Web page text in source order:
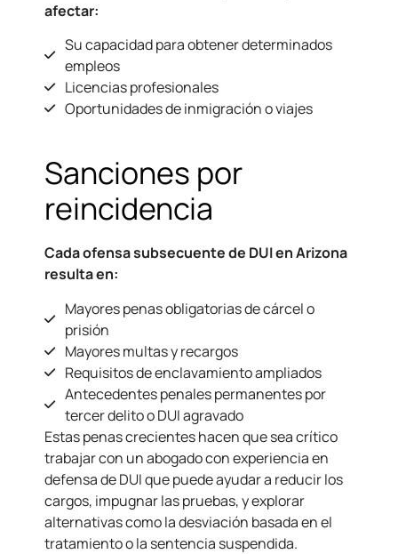
afectar:
Su capacidad para obtener determinados
empleos
Licencias profesionales
Oportunidades de inmigración o viajes
Sanciones por
reincidencia
Cada ofensa subsecuente de DUI en Arizona
resulta en:
Mayores penas obligatorias de cárcel o
prisión
Mayores multas y recargos
Requisitos de enclavamiento ampliados
Antecedentes penales permanentes por
tercer delito o DUI agravado
Estas penas crecientes hacen que sea crítico
trabajar con un abogado con experiencia en
defensa de DUI que puede ayudar a reducir los
cargos, impugnar las pruebas, y explorar
alternativas como la desviación basada en el
tratamiento o la sentencia suspendida.